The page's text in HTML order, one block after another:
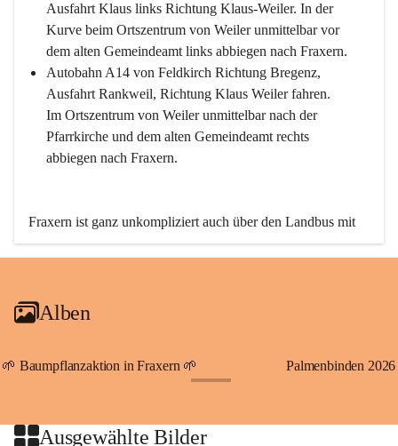
Ausfahrt Klaus links Richtung Klaus-Weiler. In der
Kurve beim Ortszentrum von Weiler unmittelbar vor
dem alten Gemeindeamt links abbiegen nach Fraxern.
Autobahn A14 von Feldkirch Richtung Bregenz,
Ausfahrt Rankweil, Richtung Klaus Weiler fahren.
Im Ortszentrum von Weiler unmittelbar nach der
Pfarrkirche und dem alten Gemeindeamt rechts
abbiegen nach Fraxern.
Fraxern ist ganz unkompliziert auch über den Landbus mit
den öffentlichen Verkehrsmitteln zu erreichen. Die Linie
An Samstagen, Sonn- und Feiertagen können Sie bequem
persönlichen Linienbus zur gewünschten Zeit zu Ihrer
Haltestelle bestellen. Sowohl von Weiler kommend nach
beide Fahrten Weiler-Fraxern-Weiler.
Alben
🌱 Baumpflanzaktion in Fraxern 🌱 Palmenbinden 2026
Ausgewählte Bilder